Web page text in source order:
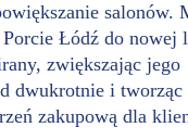
salonów.
Porcie Łódź do nowej
zwiększając jego
dwukrotnie i tworząc
zakupową dla